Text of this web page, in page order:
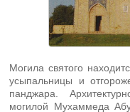
Могила святого
усыпальницы и
панджара.
могилой Мухаммеда